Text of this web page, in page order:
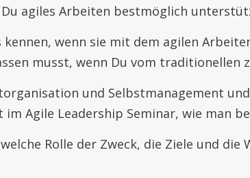
agiles Arbeiten bestmöglich
wenn sie mit dem agilen
musst, wenn Du vom traditionellen
und Selbstmanagement
Agile Leadership Seminar, wie man
Rolle der Zweck, die Ziele und